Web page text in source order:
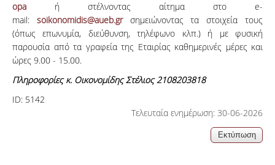
opa ή στέλνοντας αίτημα στο e-
mail: soikonomidis@aueb.grσημειώνοντας τα στοιχεία τους
(όπως επωνυμία, διεύθυνση, τηλέφωνο κλπ.) ή με φυσική
παρουσία από τα γραφεία της Εταιρίας καθημερινές μέρες και
ώρες 9.00 - 15.00.
Πληροφορίες κ. Οικονομίδης Στέλιος 2108203818
ID: 5142
Τελευταία ενημέρωση: 30-06-2026